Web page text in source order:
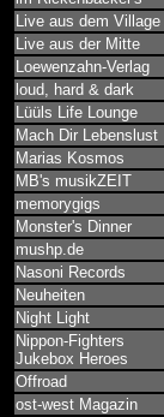
Live aus dem Village
Live aus der Mitte
Loewenzahn-Verlag
loud, hard & dark
Lüüls Life Lounge
Mach Dir Lebenslust
Marias Kosmos
MB's musikZEIT
memorygigs
Monster's Dinner
mushp.de
Nasoni Records
Neuheiten
Night Light
Nippon-Fighters
Jukebox Heroes
Offroad
ost-west Magazin